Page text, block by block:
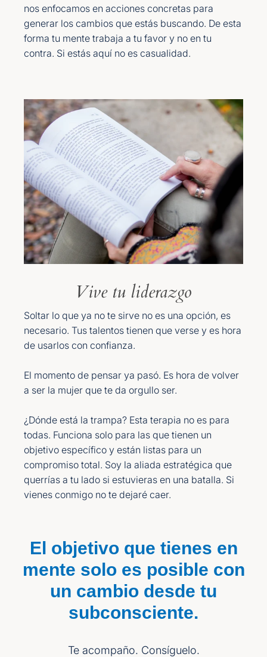
nos enfocamos en acciones concretas para
generar los cambios que estás buscando. De esta
forma tu mente trabaja a tu favor y no en tu
contra. Si estás aquí no es casualidad.
Vive tu liderazgo
Soltar lo que ya no te sirve no es una opción, es
necesario. Tus talentos tienen que verse y es hora
de usarlos con confianza.
El momento de pensar ya pasó. Es hora de volver
a ser la mujer que te da orgullo ser.
¿Dónde está la trampa? Esta terapia no es para
todas. Funciona solo para las que tienen un
objetivo específico y están listas para un
compromiso total. Soy la aliada estratégica que
querrías a tu lado si estuvieras en una batalla. Si
vienes conmigo no te dejaré caer.
El objetivo que tienes en
mente solo es posible con
un cambio desde tu
subconsciente.
Te acompaño. Consíguelo.